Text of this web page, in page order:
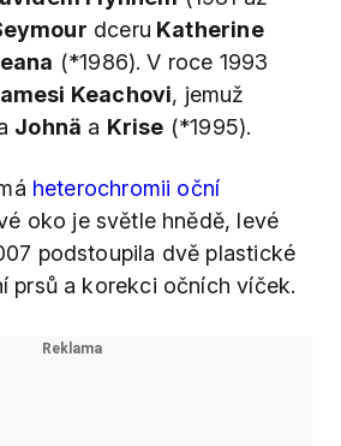
dceru Katherine
(*1986). V roce 1993
Keachovi, jemuž
Johnä a Krise (*1995).
heterochromii oční
oko je světle hnědě, levé
podstoupila dvě plastické
prsů a korekci očních víček.